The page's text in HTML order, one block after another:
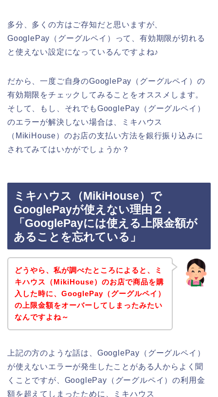
多分、多くの方はご存知だと思いますが、
GooglePay（グーグルペイ）って、有効期限が切れる
と使えない設定になっているんですよね♪
だから、一度ご自身のGooglePay（グーグルペイ）の
有効期限をチェックしてみることをオススメします。
そして、もし、それでもGooglePay（グーグルペイ）
のエラーが解決しない場合は、ミキハウス
（MikiHouse）のお店の支払い方法を銀行振り込みに
されてみてはいかがでしょうか？
ミキハウス（MikiHouse）で
GooglePayが使えない理由２．
「GooglePayには使える上限金額が
あることを忘れている」
どうやら、私が調べたところによると、ミ
キハウス（MikiHouse）のお店で商品を購
入した時に、GooglePay（グーグルペイ）
の上限金額をオーバーしてしまったみたい
なんですよね～
上記の方のような話は、GooglePay（グーグルペイ）
が使えないエラーが発生したことがある人からよく聞
くことですが、GooglePay（グーグルペイ）の利用金
額を超えてしまったために、ミキハウス